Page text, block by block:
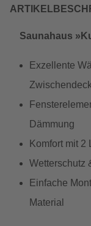
Saunahaus
Exzellente
Dämmung
Komfort mit 2
Wetterschutz
Einfache
Material